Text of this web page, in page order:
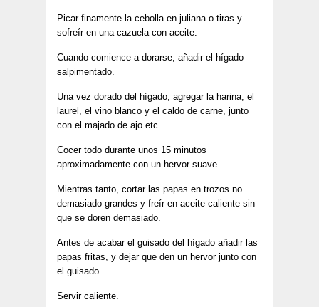
Picar finamente la cebolla en juliana o tiras y
sofreír en una cazuela con aceite.
Cuando comience a dorarse, añadir el hígado
salpimentado.
Una vez dorado del hígado, agregar la harina, el
laurel, el vino blanco y el caldo de carne, junto
con el majado de ajo etc.
Cocer todo durante unos 15 minutos
aproximadamente con un hervor suave.
Mientras tanto, cortar las papas en trozos no
demasiado grandes y freír en aceite caliente sin
que se doren demasiado.
Antes de acabar el guisado del hígado añadir las
papas fritas, y dejar que den un hervor junto con
el guisado.
Servir caliente.